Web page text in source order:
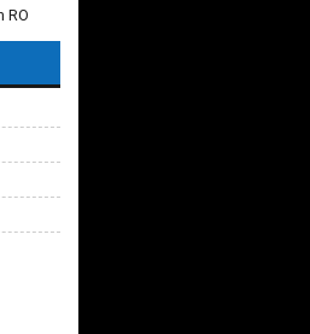
RO
Air